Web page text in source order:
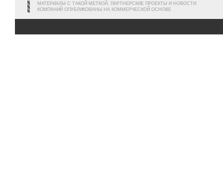
МАТЕРИАЛЫ С ТАКОЙ МЕТКОЙ, ПАРТНЕРСКИЕ ПРОЕКТЫ И НОВОСТИ
КОМПАНИЙ ОПУБЛИКОВАНЫ НА КОММЕРЧЕСКОЙ ОСНОВЕ